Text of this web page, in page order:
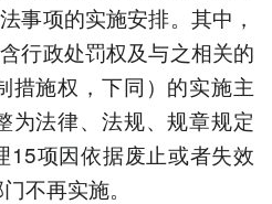
事项的实施安排。其中，
行政处罚权及与之相关的
措施权，下同）的实施主
为法律、法规、规章规定
15项因依据废止或者失效
不再实施。